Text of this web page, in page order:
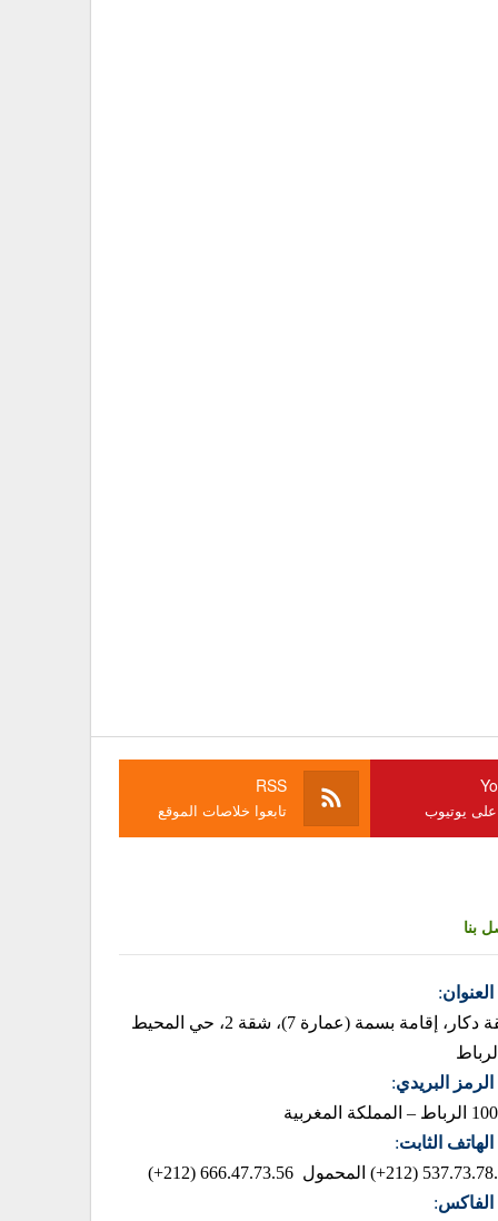
على يوتيوب
RSS
تابعوا خلاصات الموقع
بنا
العنوان:
زنقة دكار، إقامة بسمة (عمارة 7)، شقة 2، حي المحيط
الرمز البريدي:
المغربية
الهاتف الثابت:
537.73.78.85
المحمول 666.47.73.56 (212+)
الفاكس: